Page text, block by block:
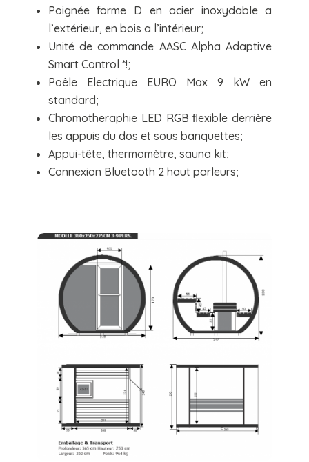
Poignée forme D en acier inoxydable a
l’extérieur, en bois a l’intérieur;
Unité de commande AASC Alpha Adaptive
Smart Control *!;
Poêle Electrique EURO Max 9 kW en
standard;
Chromotheraphie LED RGB ﬂexible derrière
les appuis du dos et sous banquettes;
Appui-tête, thermomètre, sauna kit;
Connexion Bluetooth 2 haut parleurs;